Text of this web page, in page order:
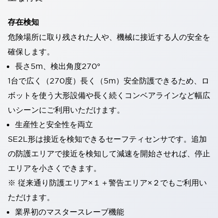
存在検知
危険場所に取り残された人や、機械に接近する人の安全を
確保します。
長さ5m、検出角度270°
1台で広く（270度）長く（5m）安全防護できるため、ロ
ボットを使う大形設備や長く続くコンベアラインなど幅広
いシーンにご利用いただけます。
生産性と安全性を両立
SE2L形は接近を検知できるセーフティセンサです。追加
の防護エリアで接近を検知して減速を開始させれば、停止
エリアを小さくできます。
※ 従来通り防護エリア×１＋警告エリア×２でもご利用い
ただけます。
業界初のマスタースレーブ機能